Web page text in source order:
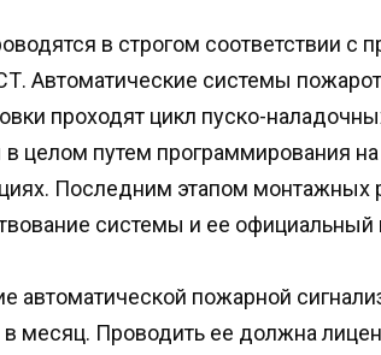
в строгом соответствии с
Автоматические системы
проходят цикл пуско-
целом путем программирования
Последним этапом монтажных
системы и ее официальный
автоматической пожарной
месяц. Проводить ее должна